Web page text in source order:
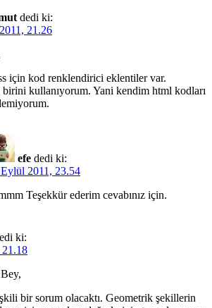
dedi ki:
21.26
için kod renklendirici eklentiler var.
kullanıyorum. Yani kendim html kodları
efe dedi ki:
2011, 23.54
Teşekkür ederim cevabınız için.
ki:
21.18
bir sorum olacaktı. Geometrik şekillerin